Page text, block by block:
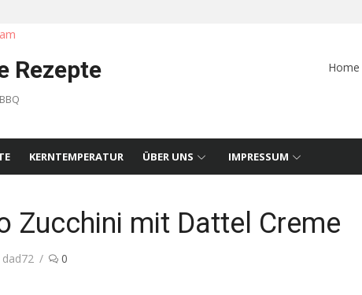
Rezepte Home
KERNTEMPERATUR ÜBER UNS IMPRESSUM
Zucchini mit Dattel Creme
Author
dad72 0